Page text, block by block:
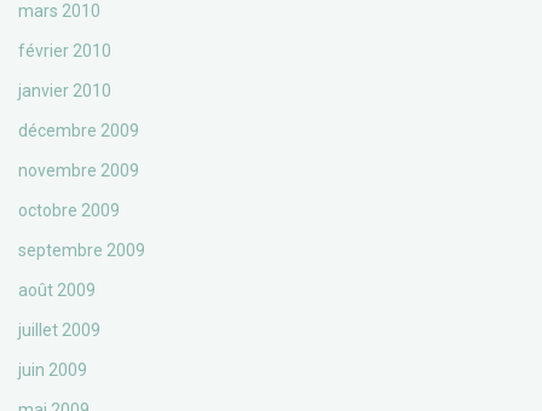
mars 2010
février 2010
janvier 2010
décembre 2009
novembre 2009
octobre 2009
septembre 2009
août 2009
juillet 2009
juin 2009